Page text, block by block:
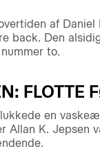
af
back. Den
to.
FLOTTE
en
Allan K. Jepsen